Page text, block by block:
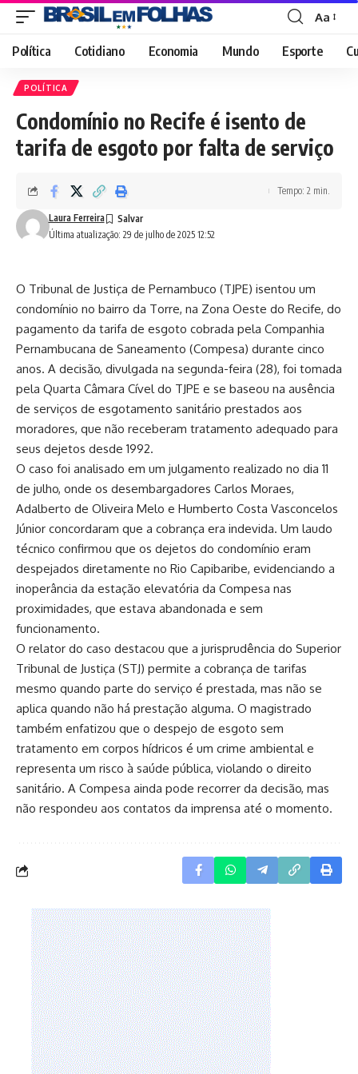
Font
Resizer
Aa
Política Cotidiano Economia Mundo Esporte
POLÍTICA
Condomínio no Recife é isento de
tarifa de esgoto por falta de serviço
Última atualização: 29 de julho de 2025 12:52
Laura Ferreira
Tempo: 2 min.
O Tribunal de Justiça de Pernambuco (TJPE) isentou um
condomínio no bairro da Torre, na Zona Oeste do Recife, do
pagamento da tarifa de esgoto cobrada pela Companhia
Pernambucana de Saneamento (Compesa) durante cinco
anos. A decisão, divulgada na segunda-feira (28), foi tomada
pela Quarta Câmara Cível do TJPE e se baseou na ausência
de serviços de esgotamento sanitário prestados aos
moradores, que não receberam tratamento adequado para
seus dejetos desde 1992.
O caso foi analisado em um julgamento realizado no dia 11
de julho, onde os desembargadores Carlos Moraes,
Adalberto de Oliveira Melo e Humberto Costa Vasconcelos
Júnior concordaram que a cobrança era indevida. Um laudo
técnico confirmou que os dejetos do condomínio eram
despejados diretamente no Rio Capibaribe, evidenciando a
inoperância da estação elevatória da Compesa nas
proximidades, que estava abandonada e sem
funcionamento.
O relator do caso destacou que a jurisprudência do Superior
Tribunal de Justiça (STJ) permite a cobrança de tarifas
mesmo quando parte do serviço é prestada, mas não se
aplica quando não há prestação alguma. O magistrado
também enfatizou que o despejo de esgoto sem
tratamento em corpos hídricos é um crime ambiental e
representa um risco à saúde pública, violando o direito
sanitário. A Compesa ainda pode recorrer da decisão, mas
não respondeu aos contatos da imprensa até o momento.